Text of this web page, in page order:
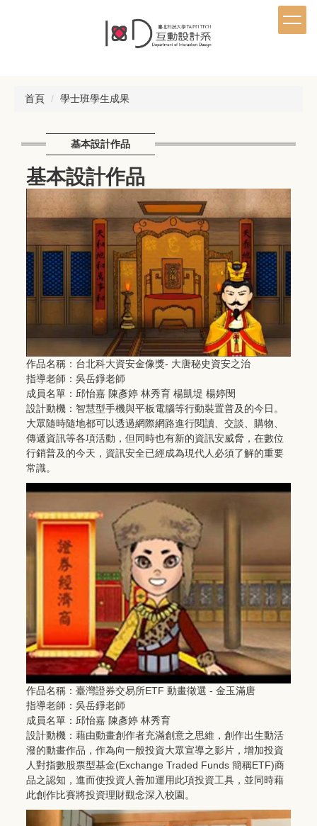
首頁 學士班學生成果
基本設計作品
基本設計作品
作品名稱：台北科大資安金像獎- 大唐秘史資安之治
指導老師：吳岳錚老師
成員名單：邱怡嘉 陳彥婷 林秀育 楊凱堤 楊婷閔
設計動機：智慧型手機與平板電腦等行動裝置普及的今日。
大眾隨時隨地都可以透過網際網路進行閱讀、交談、購物、
傳遞資訊等各項活動，但同時也有新的資訊安威脅，在數位
行銷普及的今天，資訊安全已經成為現代人必須了解的重要
常識。
作品名稱：臺灣證券交易所ETF 動畫徵選 - 金玉滿唐
指導老師：吳岳錚老師
成員名單：邱怡嘉 陳彥婷 林秀育
設計動機：藉由動畫創作者充滿創意之思維，創作出生動活
潑的動畫作品，作為向一般投資大眾宣導之影片，增加投資
人對指數股票型基金(Exchange Traded Funds 簡稱ETF)商
品之認知，進而使投資人善加運用此項投資工具，並同時藉
此創作比賽將投資理財觀念深入校園。